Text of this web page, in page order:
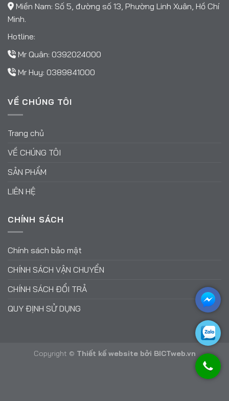
Miền Nam: Số 5, đường số 13, Phường Linh Xuân, Hồ Chí
Minh.
Hotline:
Mr Quân: 0392024000
Mr Huy: 0389841000
VỀ CHÚNG TÔI
Trang chủ
VỀ CHÚNG TÔI
SẢN PHẨM
LIÊN HỆ
CHÍNH SÁCH
Chính sách bảo mật
CHÍNH SÁCH VẬN CHUYỂN
CHÍNH SÁCH ĐỔI TRẢ
QUY ĐỊNH SỬ DỤNG
Copyright © Thiết kế websitebởi BICTweb.vn